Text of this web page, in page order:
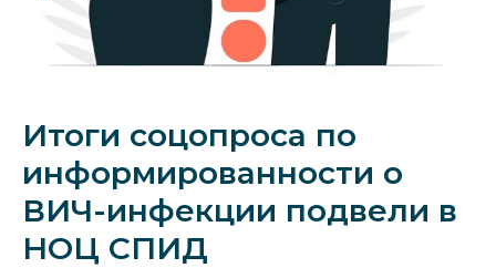
Итоги соцопроса по
информированности о
ВИЧ-инфекции подвели в
НОЦ СПИД